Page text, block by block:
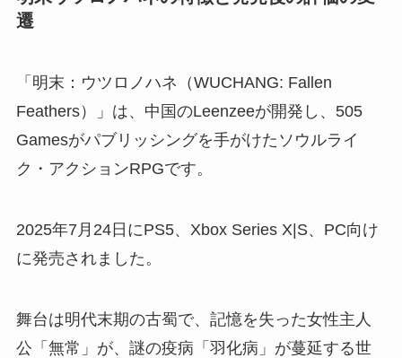
遷
「明末：ウツロノハネ（WUCHANG: Fallen
Feathers）」は、中国のLeenzeeが開発し、505
Gamesがパブリッシングを手がけたソウルライ
ク・アクションRPGです。
2025年7月24日にPS5、Xbox Series X|S、PC向け
に発売されました。
舞台は明代末期の古蜀で、記憶を失った女性主人
公「無常」が、謎の疫病「羽化病」が蔓延する世